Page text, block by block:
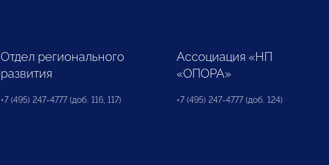
Отдел регионального
развития
+7 (495) 247-4777 (доб. 116, 117)
Ассоциация «НП
«ОПОРА»
+7 (495) 247-4777 (доб. 124)